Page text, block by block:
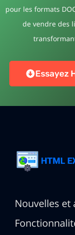
pour les formats
de vendre des
Essayez
Nouvelles et